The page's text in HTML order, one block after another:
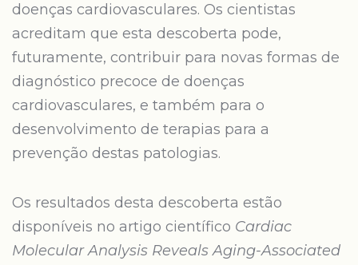
doenças cardiovasculares. Os cientistas
acreditam que esta descoberta pode,
futuramente, contribuir para novas formas de
diagnóstico precoce de doenças
cardiovasculares, e também para o
desenvolvimento de terapias para a
prevenção destas patologias.
Os resultados desta descoberta estão
disponíveis no artigo científico Cardiac
Molecular Analysis Reveals Aging-Associated